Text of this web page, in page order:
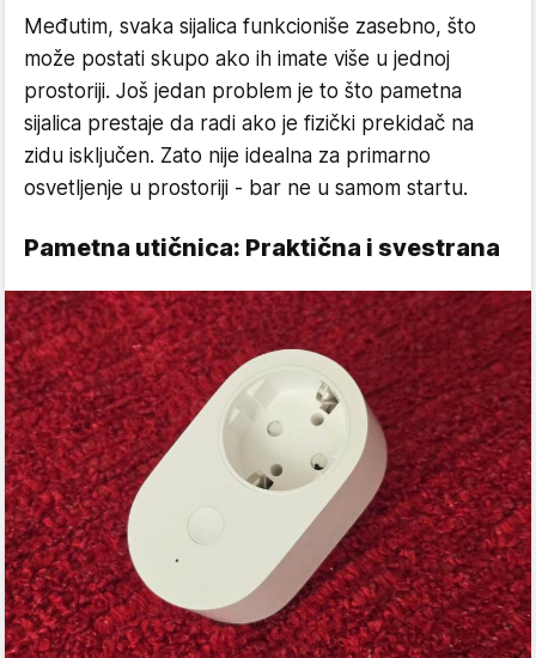
Međutim, svaka sijalica funkcioniše zasebno, što
može postati skupo ako ih imate više u jednoj
prostoriji. Još jedan problem je to što pametna
sijalica prestaje da radi ako je fizički prekidač na
zidu isključen. Zato nije idealna za primarno
osvetljenje u prostoriji - bar ne u samom startu.
Pametna utičnica: Praktična i svestrana